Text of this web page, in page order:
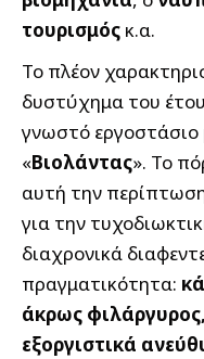
τουρισμός κ.α.
Το πλέον
δυστύχημα του
γνωστό
«Βιολάντας». Το
αυτή την
για την
διαχρονικά
πραγματικότητα:
άκρως
εξοργιστικά